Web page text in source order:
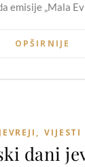
emisije „Mala
OPŠIRNIJE
JEVREJI , VIJESTI
dani